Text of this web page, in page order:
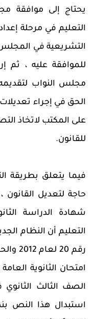
يحتاج إلى موافقة
التعليم في مرحلة
التشريعية في
للموافقة عليه ، ثم
مجلس النواب لتقديمه
الحق في إجراء
على المكتب لاتخاذ
للقانون.
فيما يتعلق بطريقة
حاجة لتعديل
شهادة الدراسة
التعليم أن النظام
رقم
امتحان الثانوية
الصف الثالث
استبدال هذا النص